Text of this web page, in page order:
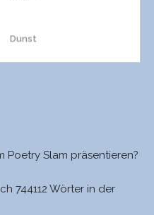
Dunst
Poetry Slam präsentieren?
744112 Wörter in der